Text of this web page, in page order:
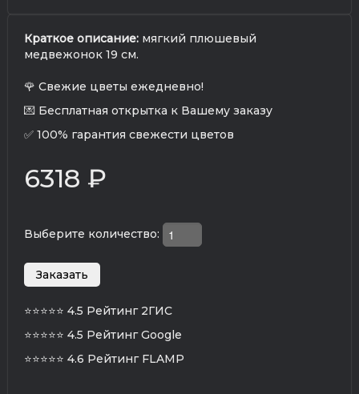
Краткое описание: мягкий плюшевый
медвежонок 19 см.
🌹 Свежие цветы ежедневно!
💌 Бесплатная открытка к Вашему заказу
✅ 100% гарантия свежести цветов
6318 ₽
Выберите количество:
⭐⭐⭐⭐⭐ 4.5 Рейтинг 2ГИС
⭐⭐⭐⭐⭐ 4.5 Рейтинг Google
⭐⭐⭐⭐⭐ 4.6 Рейтинг FLAMP